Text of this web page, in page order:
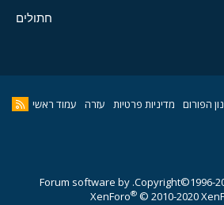
חתולים
הפורום מדיניות פרטיות עזרה עמוד ראשי
Copyright©1996-
Forum software by
XenForo® © 2010-2020